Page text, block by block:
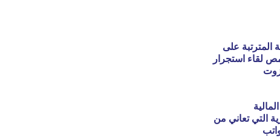
المترتبة على
لقاء استجرار
التي تعاني من